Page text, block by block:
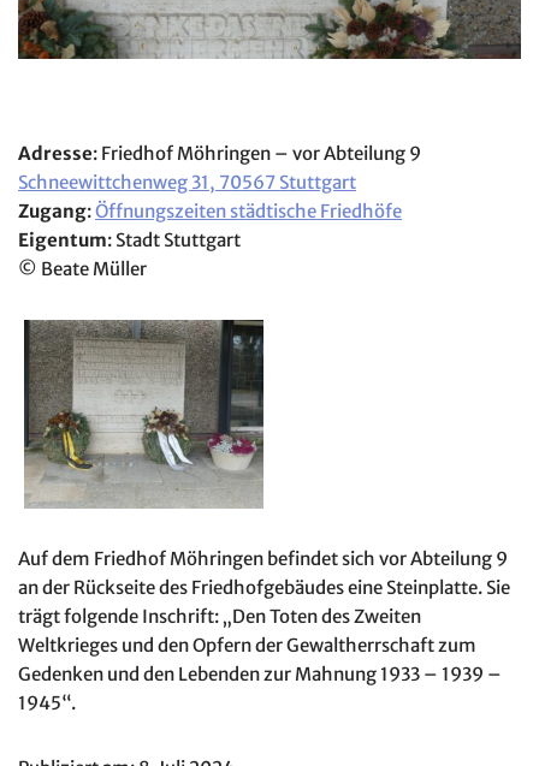
Adresse: Friedhof Möhringen – vor Abteilung 9
Schneewittchenweg 31, 70567 Stuttgart
Zugang:Öffnungszeiten städtische Friedhöfe
Eigentum: Stadt Stuttgart
© Beate Müller
Auf dem Friedhof Möhringen befindet sich vor Abteilung 9
an der Rückseite des Friedhofgebäudes eine Steinplatte. Sie
trägt folgende Inschrift: „Den Toten des Zweiten
Weltkrieges und den Opfern der Gewaltherrschaft zum
Gedenken und den Lebenden zur Mahnung 1933 – 1939 –
1945“.